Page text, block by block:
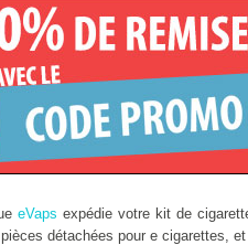
eVaps expédie votre kit de
détachées pour e cigarettes,